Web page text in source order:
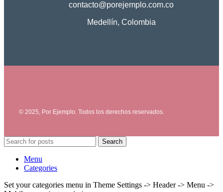
contacto@porejemplo.com.co
Medellín, Colombia
© 2025, Por Ejemplo. Todos los derechos reservados.
Search
Menu
Categories
Set your categories menu in Theme Settings -> Header -> Menu ->